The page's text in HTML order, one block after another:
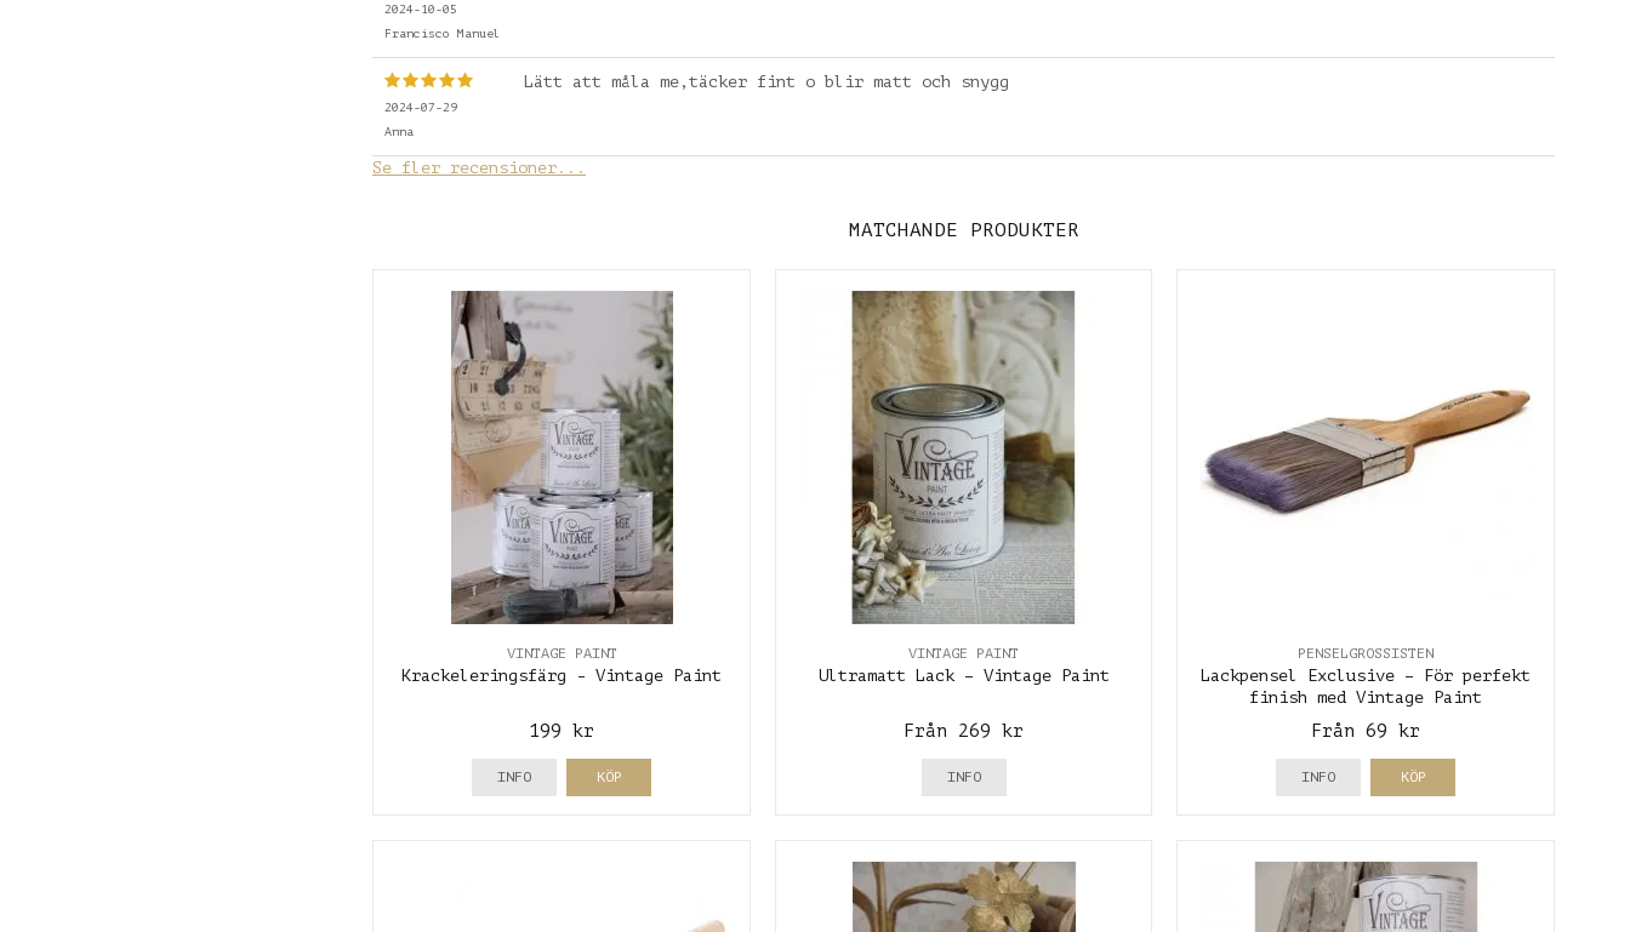
2024-10-05
Francisco Manuel
2024-07-29
Anna
Lätt att måla me,täcker fint o blir matt och snygg
Se fler recensioner...
MATCHANDE PRODUKTER
VINTAGE PAINT
Krackeleringsfärg - Vintage Paint
199 kr
INFO KÖP
VINTAGE PAINT
Ultramatt Lack – Vintage Paint
Från 269 kr
INFO
PENSELGROSSISTEN
Lackpensel Exclusive – För perfekt
finish med Vintage Paint
Från 69 kr
INFO KÖP